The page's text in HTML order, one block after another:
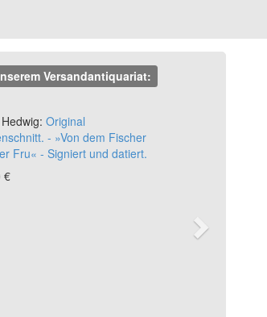
Versandantiquariat:
Original
- »Von dem Fischer
Fru« - Signiert und datiert.
€